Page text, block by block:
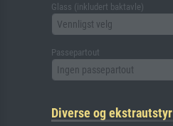
Glass (inkludert baktavle)
Vennligst velg
Passepartout
Ingen passepartout
Diverse og ekstrautstyr